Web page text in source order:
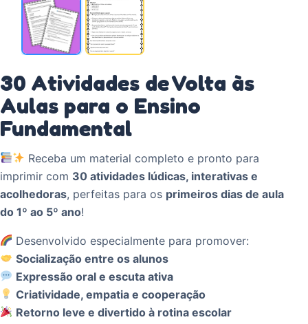
30 Atividades de Volta às
Aulas para o Ensino
Fundamental
Receba um material completo e pronto para
imprimir com 30 atividades lúdicas, interativas e
acolhedoras, perfeitas para os primeiros dias de aula
do 1º ao 5º ano!
Desenvolvido especialmente para promover:
Socialização entre os alunos
Expressão oral e escuta ativa
Criatividade, empatia e cooperação
Retorno leve e divertido à rotina escolar